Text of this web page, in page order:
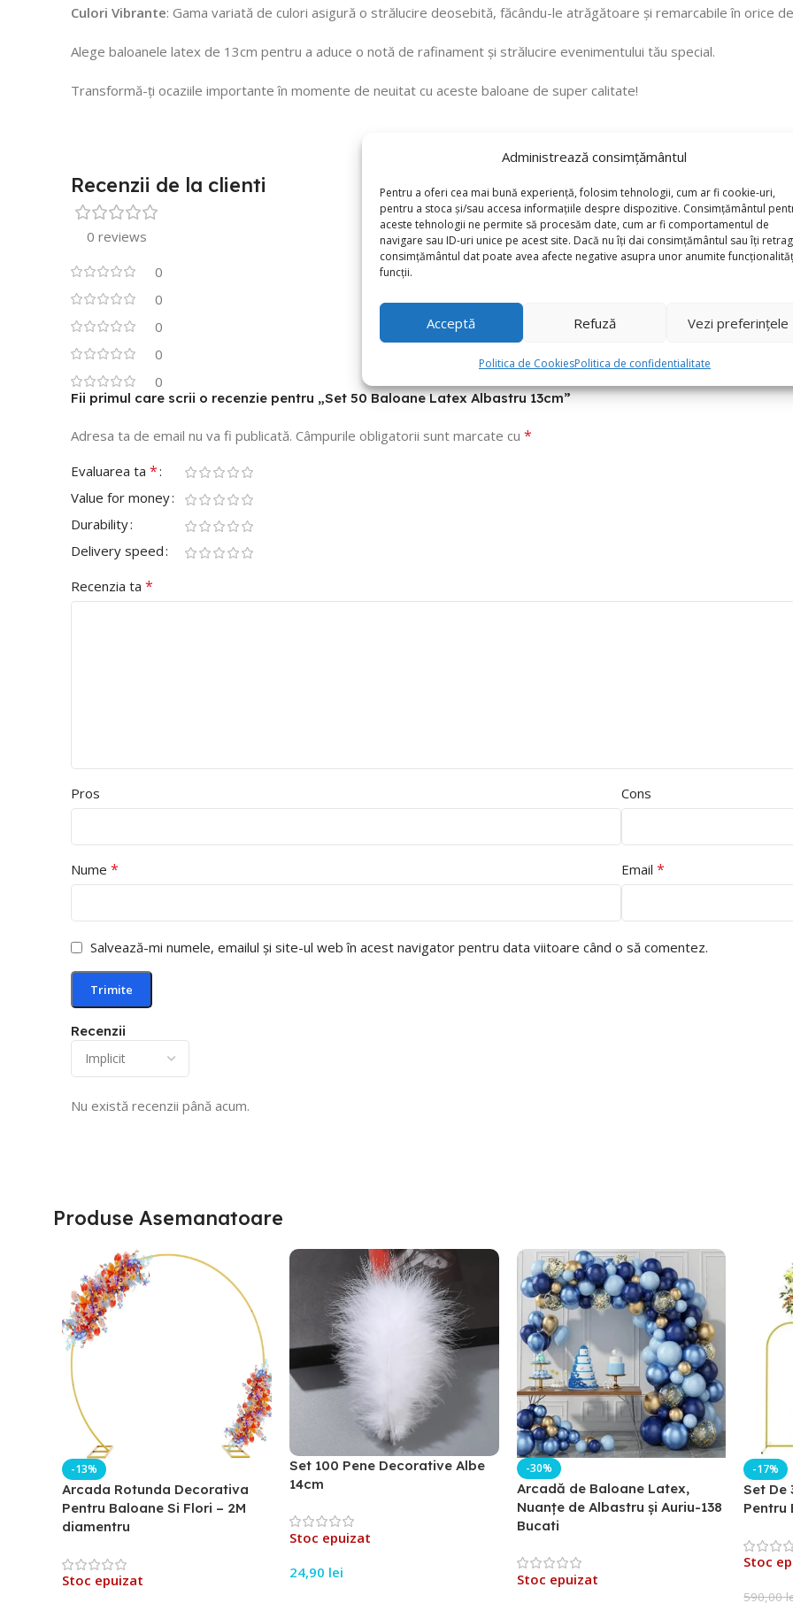
Administrează consimțământul
Pentru a oferi cea mai bună experiență, folosim tehnologii, cum ar fi cookie-uri,
pentru a stoca și/sau accesa informațiile despre dispozitive. Consimțământul
aceste tehnologii ne permite să procesăm date, cum ar fi comportamentul de
navigare sau ID-uri unice pe acest site. Dacă nu îți dai consimțământul sau îți
consimțământul dat poate avea afecte negative asupra unor anumite
funcții.
Acceptă Refuză Vezi preferințele
Politica de CookiesPolitica de confidentialitate
Culori Vibrante: Gama variată de culori asigură o strălucire deosebită, făcându-le atrăgătoare și remarcabile în orice
Alege baloanele latex de 13cm pentru a aduce o notă de rafinament și strălucire evenimentului tău special.
Transformă-ți ocaziile importante în momente de neuitat cu aceste baloane de super calitate!
Recenzii de la clienti
0 reviews
0
0
0
0
0
Recenzii
Nu există recenzii până acum.
Fii primul care scrii o recenzie pentru „Set 50 Baloane Latex Albastru 13cm”
Adresa ta de email nu va fi publicată. Câmpurile obligatorii sunt marcate cu *
Evaluarea ta *
Value for money
Durability
Delivery speed
Recenzia ta *
Pros Cons
Nume * Email *
Salvează-mi numele, emailul și site-ul web în acest navigator pentru data viitoare când o să comentez.
Produse Asemanatoare
-13%
Arcada Rotunda Decorativa
Pentru Baloane Si Flori – 2M
diamentru
Stoc epuizat
Set 100 Pene Decorative Albe
14cm
Stoc epuizat
24,90 lei
-30%
Arcadă de Baloane Latex,
Nuanțe de Albastru și Auriu-138
Bucati
Stoc epuizat
-17%
Set De
Pentru
Stoc
590,00